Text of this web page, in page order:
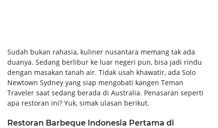
Sudah bukan rahasia, kuliner nusantara memang tak ada
duanya. Sedang berlibur ke luar negeri pun, bisa jadi rindu
dengan masakan tanah air. Tidak usah khawatir, ada Solo
Newtown Sydney yang siap mengobati kangen Teman
Traveler saat sedang berada di Australia. Penasaran seperti
apa restoran ini? Yuk, simak ulasan berikut.
Restoran Barbeque Indonesia Pertama di